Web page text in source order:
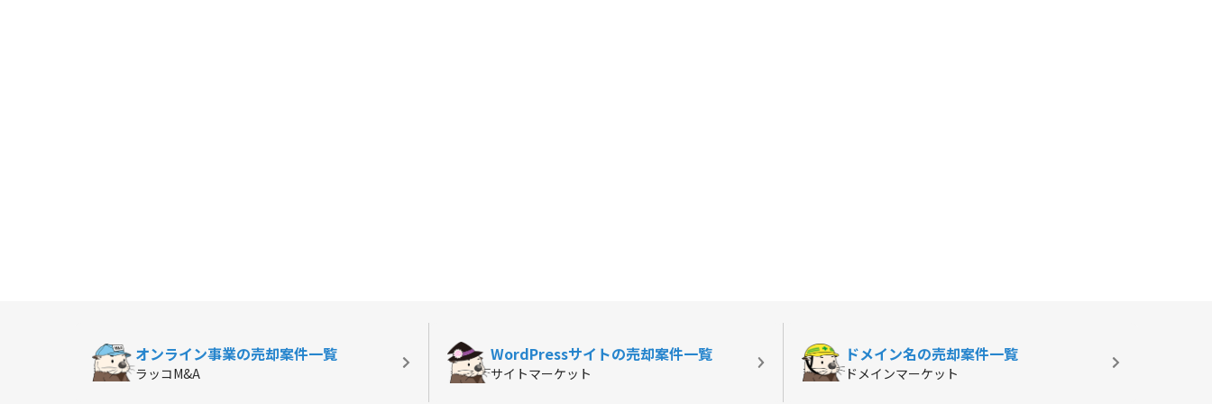
オンライン事業の売却案件一覧
ラッコM&A
WordPressサイトの売却案件一覧
サイトマーケット
ドメイン名の売却案件一覧
ドメインマーケット